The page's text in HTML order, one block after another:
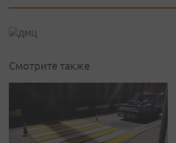
Смотрите также